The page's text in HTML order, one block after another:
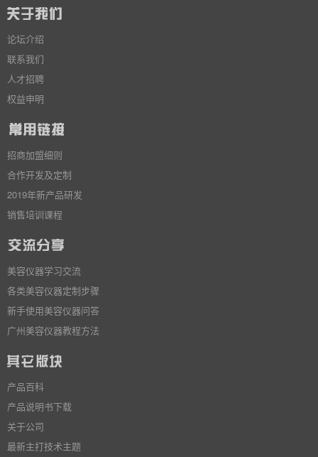
论坛介绍
联系我们
人才招聘
权益申明
招商加盟细则
合作开发及定制
2019年新产品研发
销售培训课程
美容仪器学习交流
各类美容仪器定制步骤
新手使用美容仪器问答
广州美容仪器教程方法
产品百科
产品说明书下载
关于公司
最新主打技术主题